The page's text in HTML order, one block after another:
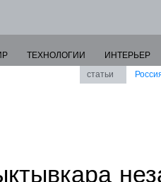
ТЕХНОЛОГИИ
ИНТЕРЬЕР
статьи